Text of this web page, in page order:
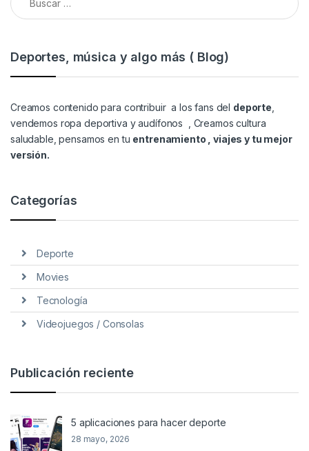
Deportes, música y algo más ( Blog)
Creamos contenido para contribuir a los fans del deporte
vendemos ropa deportiva y audífonos , Creamos cultura
saludable, pensamos en tu entrenamiento , viajes y tu mejor
versión.
Categorías
Deporte
Movies
Tecnología
Videojuegos / Consolas
Publicación reciente
5 aplicaciones para hacer deporte
28 mayo, 2026